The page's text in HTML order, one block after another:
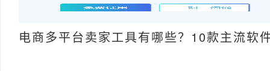
电商多平台卖家工具有哪些？10款主流软